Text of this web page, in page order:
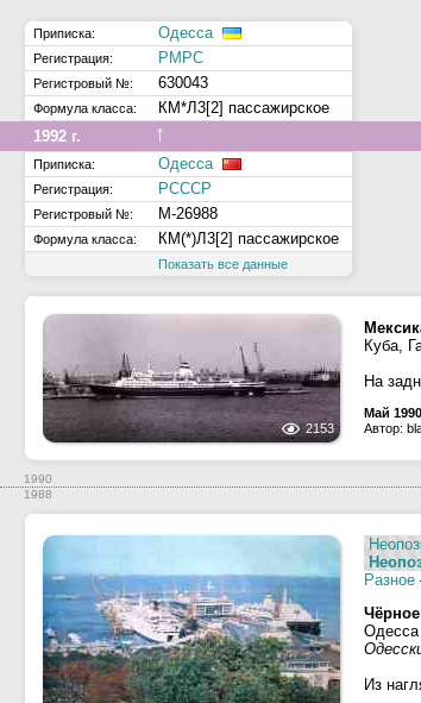
Приписка: Одесса
Регистрация: РМРС
Регистровый №: 630043
Формула класса:
КМ*Л3[2] пассажирское
1992 г. ↑
Приписка: Одесса
Регистрация: РСССР
Регистровый №: М-26988
Формула класса: КМ(*)Л3[2] пассажирское
Показать все данные
2153
Куба,
На
Май
Автор:
1990
1988
Разное
Одесса
Из